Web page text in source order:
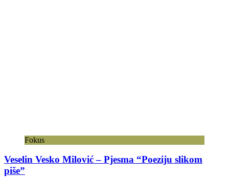
Fokus
Veselin Vesko Milović – Pjesma “Poeziju slikom
piše”